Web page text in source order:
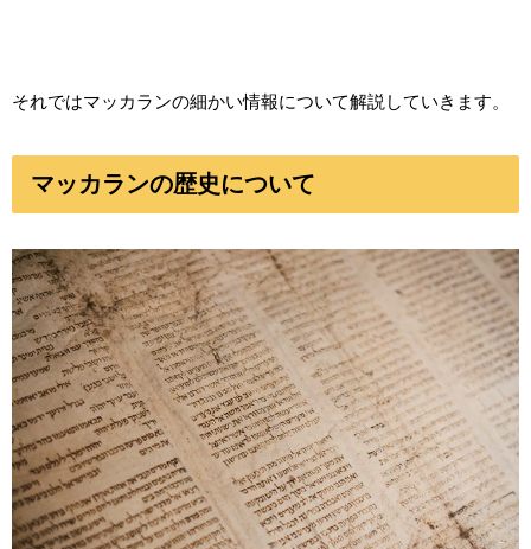
それではマッカランの細かい情報について解説していきます。
マッカランの歴史について